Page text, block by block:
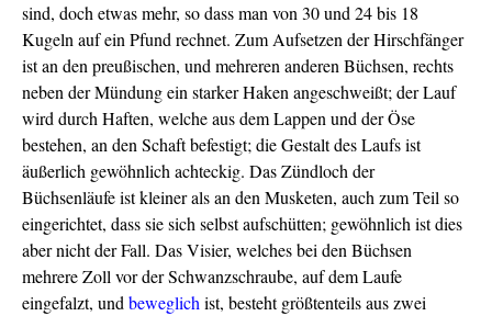
sind, doch etwas mehr, so dass man von 30 und 24 bis 18
Kugeln auf ein Pfund rechnet. Zum Aufsetzen der Hirschfänger
ist an den preußischen, und mehreren anderen Büchsen, rechts
neben der Mündung ein starker Haken angeschweißt; der Lauf
wird durch Haften, welche aus dem Lappen und der Öse
bestehen, an den Schaft befestigt; die Gestalt des Laufs ist
äußerlich gewöhnlich achteckig. Das Zündloch der
Büchsenläufe ist kleiner als an den Musketen, auch zum Teil so
eingerichtet, dass sie sich selbst aufschütten; gewöhnlich ist dies
aber nicht der Fall. Das Visier, welches bei den Büchsen
mehrere Zoll vor der Schwanzschraube, auf dem Laufe
eingefalzt, und beweglich ist, besteht größtenteils aus zwei